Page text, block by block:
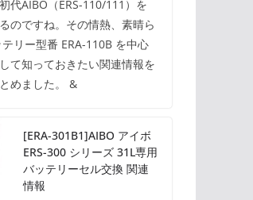
代AIBO（ERS-110/111）を
のですね。その情熱、素晴ら
リー型番 ERA-110B を中心
て知っておきたい関連情報を
めました。 &
[ERA-301B1]AIBO アイボ
ERS-300 シリーズ 31L専用
バッテリーセル交換 関連
情報